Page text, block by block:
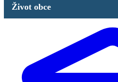
Život obce